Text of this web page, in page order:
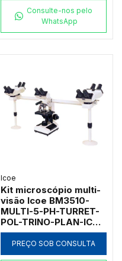
Consulte-nos pelo
WhatsApp
Icoe
Kit microscópio multi-
visão Icoe BM3510-
MULTI-5-PH-TURRET-
POL-TRINO-PLAN-IC
com contraste de fase
turret polarização e
plano LED
PREÇO SOB CONSULTA